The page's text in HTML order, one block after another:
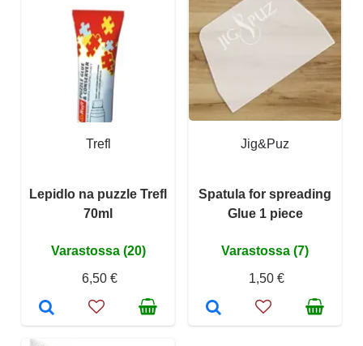
Trefl
Lepidlo na puzzle Trefl
70ml
Varastossa (20)
6,50 €
Jig&Puz
Spatula for spreading
Glue 1 piece
Varastossa (7)
1,50 €